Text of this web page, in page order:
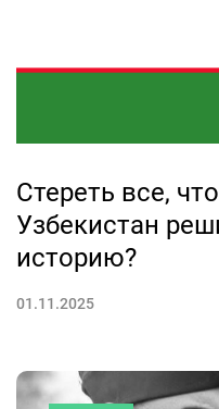
Стереть все,
Узбекистан
историю?
01.11.2025